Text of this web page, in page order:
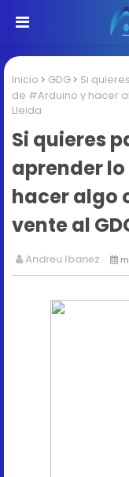
Inicio GDG
Si
de #Arduino y hacer
Lleida
Si quieres
aprender
hacer algo
vente al
Andreu Ibanez